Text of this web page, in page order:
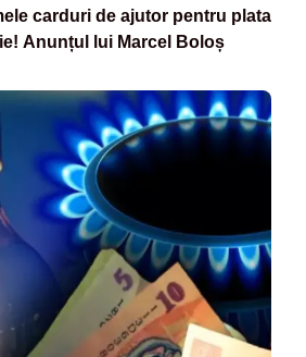
carduri de ajutor pentru plata
Anunțul lui Marcel Boloș